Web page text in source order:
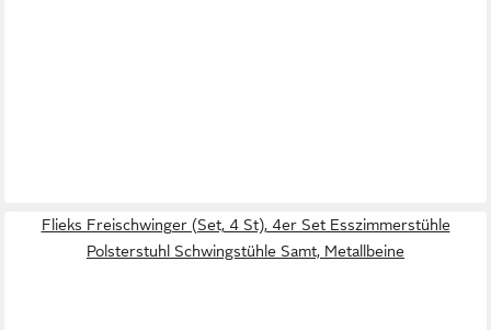
Flieks Freischwinger (Set, 4 St), 4er Set Esszimmerstühle
Polsterstuhl Schwingstühle Samt, Metallbeine